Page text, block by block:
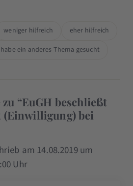
weniger hilfreich
eher hilfreich
ein anderes Thema gesucht
“EuGH beschließt
bei
am 14.08.2019 um
Uhr